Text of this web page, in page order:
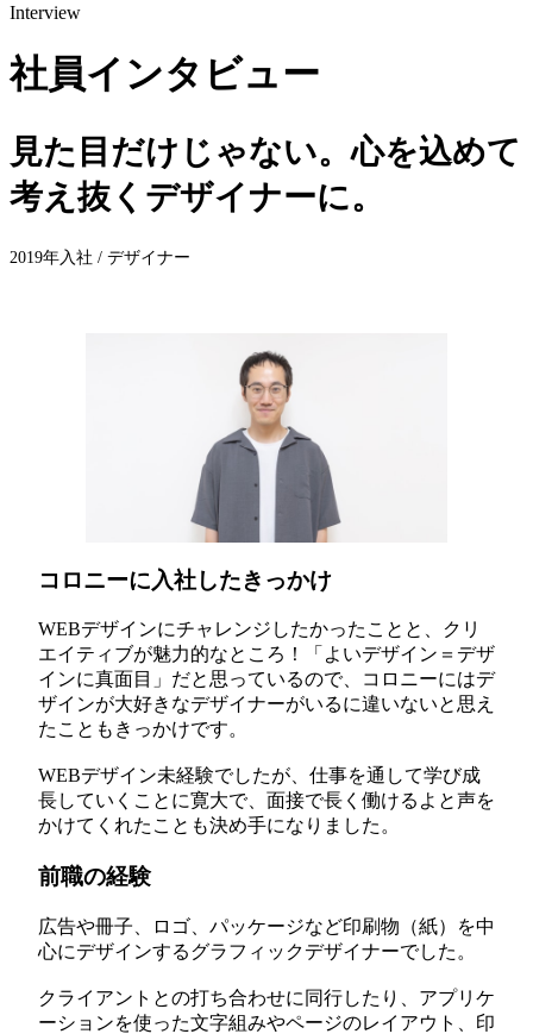
Interview
社員インタビュー
見た目だけじゃない。心を込めて
考え抜くデザイナーに。
2019年入社 / デザイナー
コロニーに入社したきっかけ
WEBデザインにチャレンジしたかったことと、クリ
エイティブが魅力的なところ！「よいデザイン＝デザ
インに真面目」だと思っているので、コロニーにはデ
ザインが大好きなデザイナーがいるに違いないと思え
たこともきっかけです。
WEBデザイン未経験でしたが、仕事を通して学び成
長していくことに寛大で、面接で長く働けるよと声を
かけてくれたことも決め手になりました。
前職の経験
広告や冊子、ロゴ、パッケージなど印刷物（紙）を中
心にデザインするグラフィックデザイナーでした。
クライアントとの打ち合わせに同行したり、アプリケ
ーションを使った文字組みやページのレイアウト、印